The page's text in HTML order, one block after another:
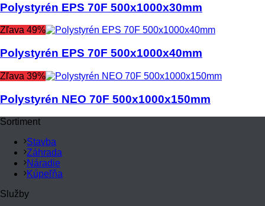
Polystyrén EPS 70F 500x1000x30mm
Zľava 49%
Polystyrén EPS 70F 500x1000x40mm
Zľava 39%
Polystyrén NEO 70F 500x1000x150mm
Sortiment
Stavba
Záhrada
Náradie
Kúpeľňa
Služby